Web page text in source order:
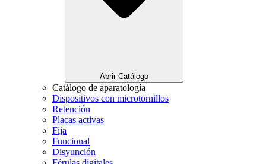
Abrir Catálogo
Catálogo de aparatología
Dispositivos con microtornillos
Retención
Placas activas
Fija
Funcional
Disyunción